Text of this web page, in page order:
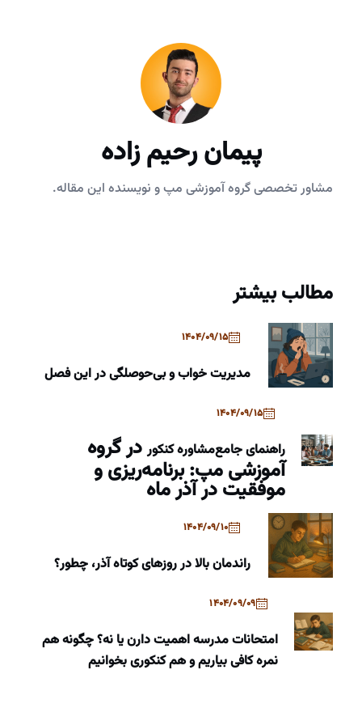
پیمان رحیم زاده
مشاور تخصصی گروه آموزشی مپ و نویسنده این مقاله.
مطالب بیشتر
1404/09/15
مدیریت خواب و بی‌حوصلگی در این فصل
1404/09/15
راهنمای جامعمشاوره کنکوردر گروه
آموزشی مپ: برنامه‌ریزی و
موفقیت در آذر ماه
1404/09/10
راندمان بالا در روزهای کوتاه آذر، چطور؟
1404/09/09
امتحانات مدرسه اهمیت دارن یا نه؟ چگونه هم
نمره کافی بیاریم و هم کنکوری بخوانیم